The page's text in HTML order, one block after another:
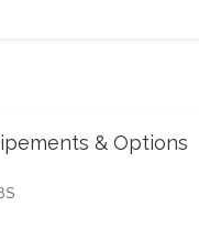
& Options